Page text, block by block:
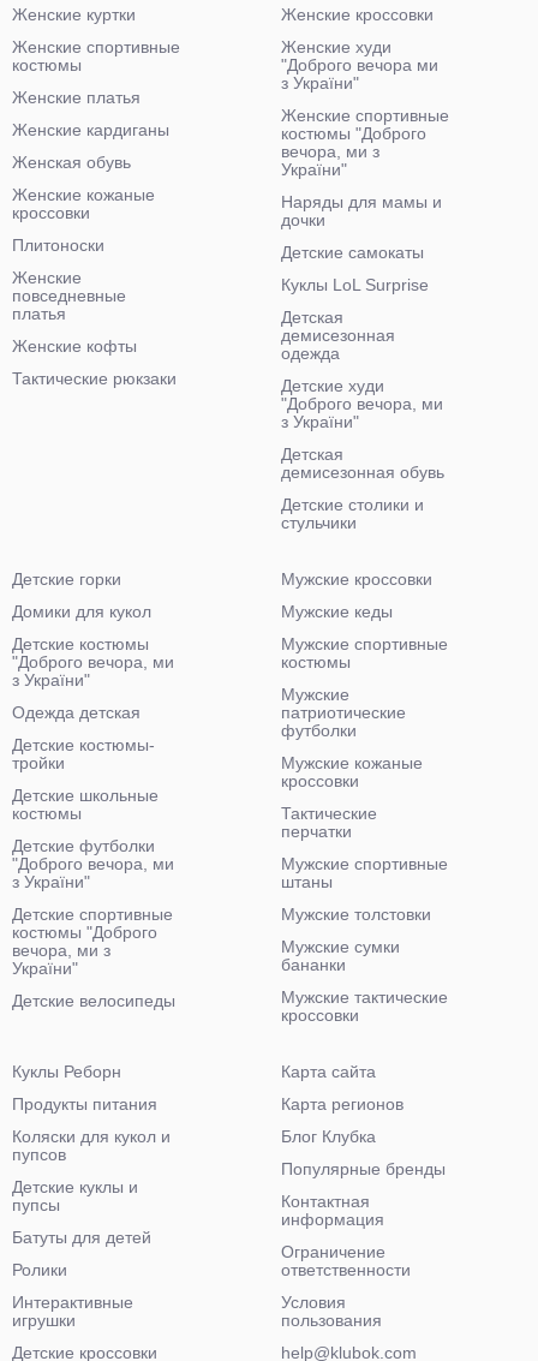
Женские куртки
Женские спортивные
костюмы
Женские платья
Женские кардиганы
Женская обувь
Женские кожаные
кроссовки
Плитоноски
Женские
повседневные
платья
Женские кофты
Тактические рюкзаки
Женские кроссовки
Женские худи
"Доброго вечора ми
з України"
Женские спортивные
костюмы "Доброго
вечора, ми з
України"
Наряды для мамы и
дочки
Детские самокаты
Куклы LoL Surprise
Детская
демисезонная
одежда
Детские худи
"Доброго вечора, ми
з України"
Детская
демисезонная обувь
Детские столики и
стульчики
Детские горки
Домики для кукол
Детские костюмы
"Доброго вечора, ми
з України"
Одежда детская
Детские костюмы-
тройки
Детские школьные
костюмы
Детские футболки
"Доброго вечора, ми
з України"
Детские спортивные
костюмы "Доброго
вечора, ми з
України"
Детские велосипеды
Мужские кроссовки
Мужские кеды
Мужские спортивные
костюмы
Мужские
патриотические
футболки
Мужские кожаные
кроссовки
Тактические
перчатки
Мужские спортивные
штаны
Мужские толстовки
Мужские сумки
бананки
Мужские тактические
кроссовки
Куклы Реборн
Продукты питания
Коляски для кукол и
пупсов
Детские куклы и
пупсы
Батуты для детей
Ролики
Интерактивные
игрушки
Детские кроссовки
Карта сайта
Карта регионов
Блог Клубка
Популярные бренды
Контактная
информация
Ограничение
ответственности
Условия
пользования
help@klubok.com